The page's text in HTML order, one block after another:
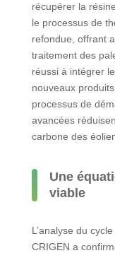
récupérer la
le processus de
refondue, offrant
traitement des
réussi à intégrer
nouveaux
processus de
avancées
carbone des
Une
viable
L’analyse du
CRIGEN a